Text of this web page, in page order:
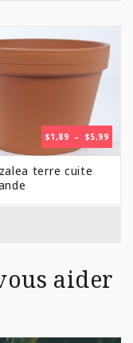
$1,89 – $5,99
DE
terre cuite
aider